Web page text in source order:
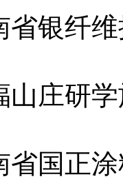
银纤维
庄研学
国正涂